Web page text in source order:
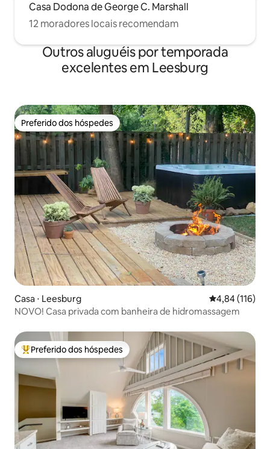
Casa Dodona de George C. Marshall
12 moradores locais recomendam
Outros aluguéis por temporada
excelentes em Leesburg
Preferido dos hóspedes
Preferido dos hóspedes
Casa ⋅ Leesburg 4,84 de uma
4,84 (116)
NOVO! Casa privada com banheira de hidromassagem
Entre os melhores preferidos dos hóspedes
Preferido dos hóspedes